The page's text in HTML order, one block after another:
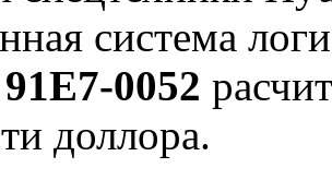
система
91E7-0052
доллора.